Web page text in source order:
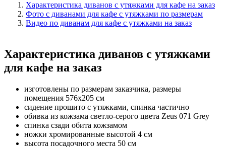
Характеристика диванов с утяжками для кафе на заказ
Фото с диванами для кафе с утяжками по размерам
Видео по диванам для кафе с утяжками на заказ
Характеристика диванов с утяжками
для кафе на заказ
изготовлены по размерам заказчика, размеры
помещения 576х205 см
сидение прошито с утяжками, спинка частично
обивка из кожзама светло-серого цвета Zeus 071 Grey
спинка сзади обита кожзамом
ножки хромированные высотой 4 см
высота посадочного места 50 см